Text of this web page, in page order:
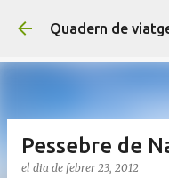
Salta al
Quadern de
Pessebre de
el dia de febrer 23, 2012